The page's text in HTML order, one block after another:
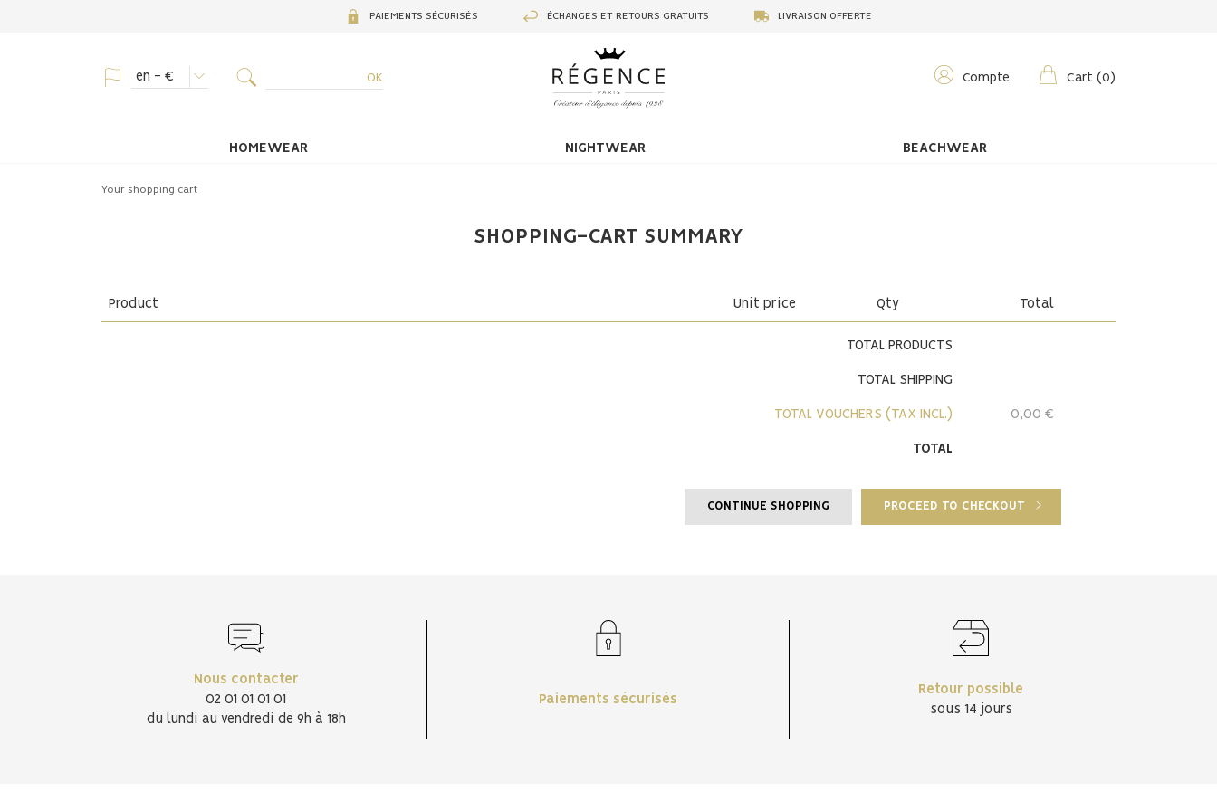
PAIEMENTS SÉCURISÉS ÉCHANGES ET RETOURS GRATUITS LIVRAISON OFFERTE
en - € Compte Cart (0 )
HOMEWEAR NIGHTWEAR BEACHWEAR
Your shopping cart
SHOPPING-CART SUMMARY
Product Unit price Qty Total
TOTAL PRODUCTS
TOTAL SHIPPING
TOTAL VOUCHERS (TAX INCL.) 0,00 €
TOTAL
PROCEED TO CHECKOUT
CONTINUE SHOPPING
Nous contacter
02 01 01 01 01
du lundi au vendredi de 9h à 18h
Paiements sécurisés
Retour possible
sous 14 jours